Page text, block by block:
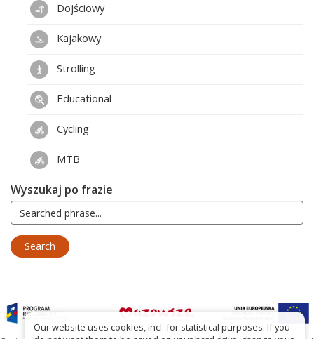
Dojściowy
Kajakowy
Strolling
Educational
Cycling
MTB
Wyszukaj po frazie
Our website uses cookies, incl. for statistical purposes. If you